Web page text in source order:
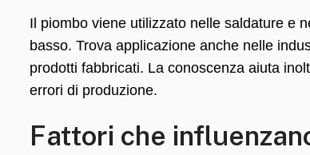
Il piombo viene utilizzato nelle saldature e
basso. Trova applicazione anche nelle
prodotti fabbricati. La conoscenza aiuta
errori di produzione.
Fattori che